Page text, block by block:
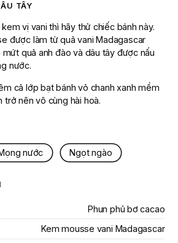
TÂY
vị vani thì hãy thử chiếc bánh này.
được làm từ quả vani Madagascar
quả anh đào và dâu tây được nấu
nước.
cả lớp bạt bánh vỏ chanh xanh mềm
trở nên vô cùng hài hoà.
nước Ngọt ngào
Phun phủ bơ cacao
Kem mousse vani Madagascar